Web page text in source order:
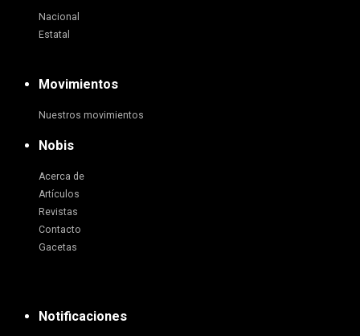
Nacional
Estatal
Movimientos
Nuestros movimientos
Nobis
Acerca de
Artículos
Revistas
Contacto
Gacetas
Notificaciones